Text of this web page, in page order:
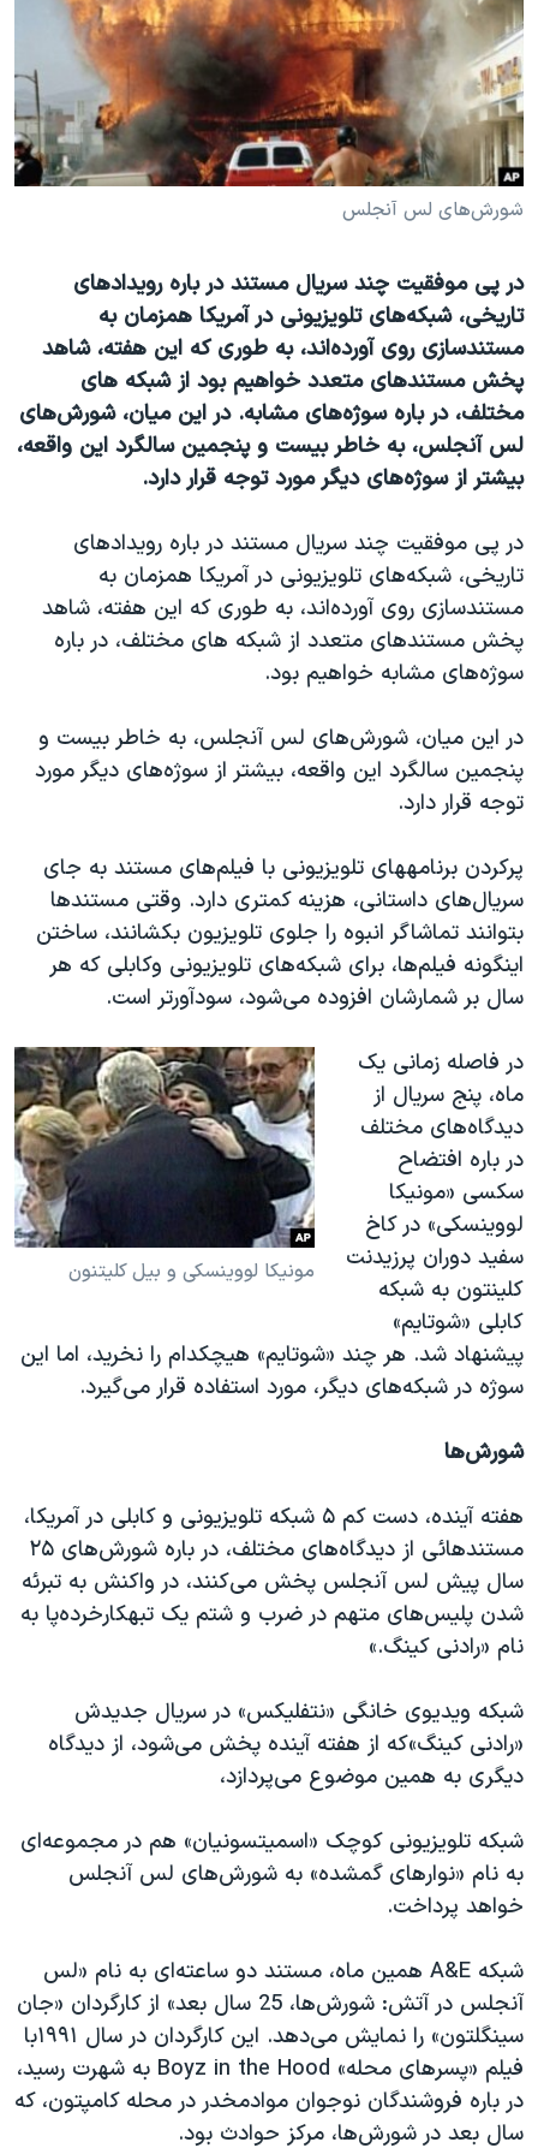
فرهنگ و زندگی
حقوق شهروندی
اقتصادی
علم و فناوری
آرشیو پخش زنده
مستندها
انتخابات ریاست جمهوری آمریکا ۲۰۲۴
حمله جمهوری اسلامی به اسرائیل
رمز مهسا
مجموعه مستندهای دادخواهی
تریبونال مردمی آبان ۹۸
دادگاه حمید نوری
چهل سال گروگان‌گیری
قانون شفافیت دارائی کادر رهبری ایران
اسرائیل در جنگ
نرگس محمدی برنده جایزه نوبل صلح
همایش محافظه‌کاران آمریکا «سی‌پک»
صفحه‌های ویژه
دنبال کنید
زبانهای مختلف
شورش‌های لس آنجلس
در پی موفقیت چند سریال مستند در باره رویدادهای
تاریخی، شبکه‌های تلویزیونی در آمریکا همزمان به
مستندسازی روی آورده‌اند، به طوری که این هفته، شاهد
پخش مستندهای متعدد خواهیم بود از شبکه های
مختلف، در باره سوژه‌های مشابه. در این میان، شورش‌های
لس آنجلس، به خاطر بیست و پنجمین سالگرد این واقعه،
بیشتر از سوژه‌های دیگر مورد توجه قرار دارد.
در پی موفقیت چند سریال مستند در باره رویدادهای
تاریخی، شبکه‌های تلویزیونی در آمریکا همزمان به
مستندسازی روی آورده‌اند، به طوری که این هفته، شاهد
پخش مستندهای متعدد از شبکه های مختلف، در باره
سوژه‌های مشابه خواهیم بود.
در این میان، شورش‌های لس آنجلس، به خاطر بیست و
پنجمین سالگرد این واقعه، بیشتر از سوژه‌های دیگر مورد
توجه قرار دارد.
پرکردن برنامه‎های تلویزیونی با فیلم‌های مستند به جای
سریال‌های داستانی، هزینه کمتری دارد. وقتی مستندها
بتوانند تماشاگر انبوه را جلوی تلویزیون بکشانند، ساختن
اینگونه فیلم‌ها، برای شبکه‌های تلویزیونی وکابلی که هر
سال بر شمارشان افزوده می‌شود، سودآورتر است.
مونیکا لووینسکی و بیل کلیتنون
در فاصله زمانی یک
ماه، پنج سریال از
دیدگاه‌های مختلف
در باره افتضاح
سکسی «مونیکا
لووینسکی» در کاخ
سفید دوران پرزیدنت
کلینتون به شبکه
کابلی «شوتایم»
پیشنهاد شد. هر چند «شوتایم» هیچکدام را نخرید، اما این
سوژه در شبکه‌های دیگر، مورد استفاده قرار می‌گیرد.
شورش‌ها
هفته آینده، دست کم ۵ شبکه تلویزیونی و کابلی در آمریکا،
مستندهائی از دیدگاه‌های مختلف، در باره شورش‌های ۲۵
سال پیش لس آنجلس پخش می‌کنند، در واکنش به تبرئه
شدن پلیس‌های متهم در ضرب و شتم یک تبهکارخرده‌پا به
نام «رادنی کینگ.»
شبکه ویدیوی خانگی «نتفلیکس» در سریال جدیدش
«رادنی کینگ»که از هفته آینده پخش می‌شود، از دیدگاه
دیگری به همین موضوع می‌پردازد،
شبکه تلویزیونی کوچک «اسمیتسونیان» هم در مجموعه‌ای
به نام «نوارهای گمشده» به شورش‌های لس آنجلس
خواهد پرداخت.
شبکه A&E همین ماه، مستند دو ساعته‌ای به نام «لس
آنجلس در آتش: شورش‌ها، 25 سال بعد» از کارگردان «جان
سینگلتون» را نمایش می‌دهد. این کارگردان در سال ۱۹۹۱با
فیلم «پسرهای محله» Boyz in the Hood به شهرت رسید،
در باره فروشندگان نوجوان موادمخدر در محله کامپتون، که
سال بعد در شورش‌ها، مرکز حوادث بود.